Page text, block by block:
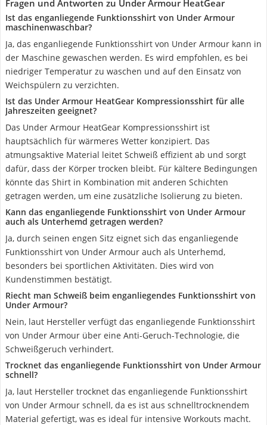
Fragen und Antworten zu Under Armour HeatGear
Ist das enganliegende Funktionsshirt von Under Armour
maschinenwaschbar?
Ja, das enganliegende Funktionsshirt von Under Armour kann in
der Maschine gewaschen werden. Es wird empfohlen, es bei
niedriger Temperatur zu waschen und auf den Einsatz von
Weichspülern zu verzichten.
Ist das Under Armour HeatGear Kompressionsshirt für alle
Jahreszeiten geeignet?
Das Under Armour HeatGear Kompressionsshirt ist
hauptsächlich für wärmeres Wetter konzipiert. Das
atmungsaktive Material leitet Schweiß effizient ab und sorgt
dafür, dass der Körper trocken bleibt. Für kältere Bedingungen
könnte das Shirt in Kombination mit anderen Schichten
getragen werden, um eine zusätzliche Isolierung zu bieten.
Kann das enganliegende Funktionsshirt von Under Armour
auch als Unterhemd getragen werden?
Ja, durch seinen engen Sitz eignet sich das enganliegende
Funktionsshirt von Under Armour auch als Unterhemd,
besonders bei sportlichen Aktivitäten. Dies wird von
Kundenstimmen bestätigt.
Riecht man Schweiß beim enganliegendes Funktionsshirt von
Under Armour?
Nein, laut Hersteller verfügt das enganliegende Funktionsshirt
von Under Armour über eine Anti-Geruch-Technologie, die
Schweißgeruch verhindert.
Trocknet das enganliegende Funktionsshirt von Under Armour
schnell?
Ja, laut Hersteller trocknet das enganliegende Funktionsshirt
von Under Armour schnell, da es ist aus schnelltrocknendem
Material gefertigt, was es ideal für intensive Workouts macht.